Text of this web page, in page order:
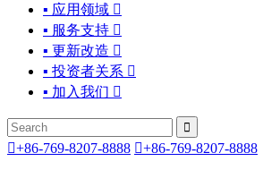
▪ 应用领域 
▪ 服务支持 
▪ 更新改造 
▪ 投资者关系 
▪ 加入我们 

+86-769-8207-8888 +86-769-8207-8888